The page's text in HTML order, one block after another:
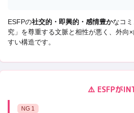
ESFPの社交的・即興的・感情豊かなコミ
究 」を尊重する文脈と相性が悪く、 外向
すい構造です。
⚠️ ESFPが
NG 1